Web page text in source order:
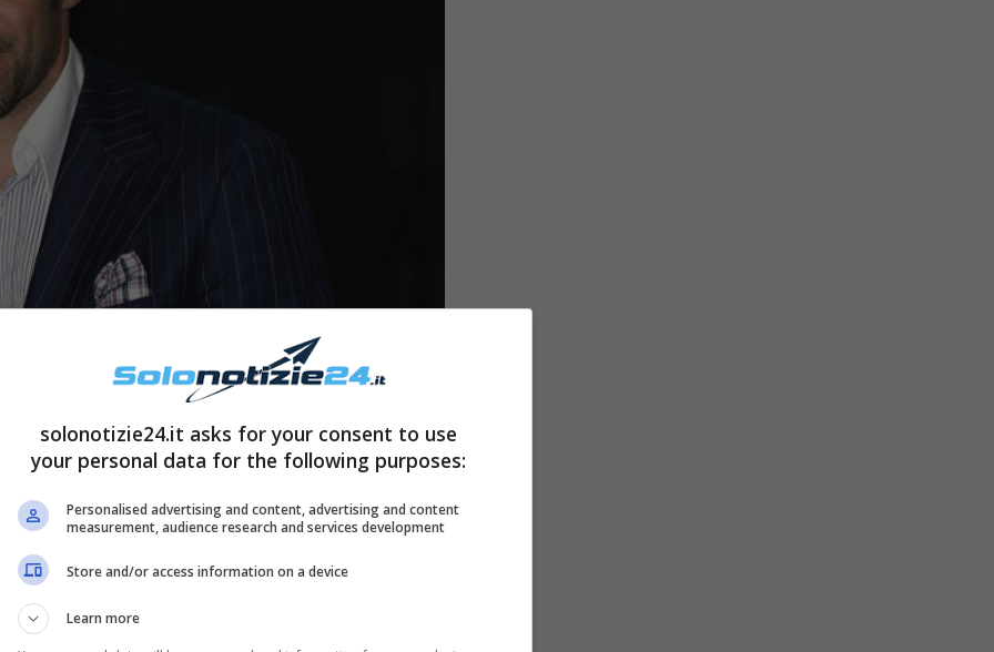
tutto”
Alessandra Amoruso, anche de da circa due
tornando a essere una famiglia perfetta
solonotizie24.it asks for your consent to use
your personal data for the following purposes:
Personalised advertising and content, advertising and content
measurement, audience research and services development
Store and/or access information on a device
Learn more